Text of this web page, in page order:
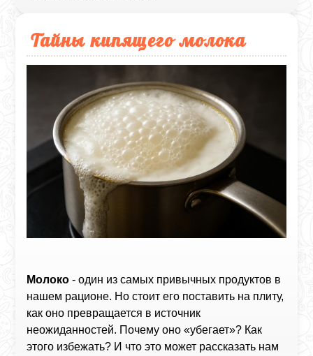
Тайны кипящего молока
Молоко - один из самых привычных продуктов в
нашем рационе. Но стоит его поставить на плиту,
как оно превращается в источник
неожиданностей. Почему оно «убегает»? Как
этого избежать? И что это может рассказать нам